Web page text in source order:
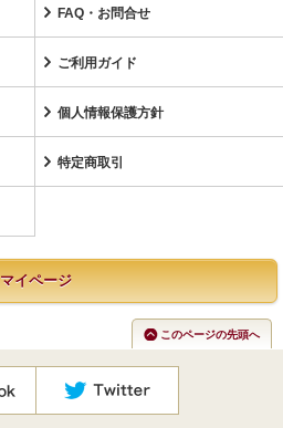
FAQ・お問合せ
ご利用ガイド
個人情報保護方針
特定商取引
マイページ
このページの先頭へ